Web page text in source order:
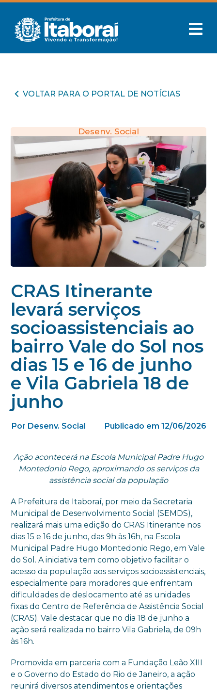
VOLTAR PARA O PORTAL DE NOTÍCIAS
Desenv. Social
CRAS Itinerante
levará serviços
socioassistenciais ao
bairro Vale do Sol nos
dias 15 e 16 de junho
e Vila Gabriela 18 de
junho
Por Desenv. Social Publicado em 12/06/2026
Ação acontecerá na Escola Municipal Padre Hugo
Montedonio Rego, aproximando os serviços da
assistência social da população
A Prefeitura de Itaboraí, por meio da Secretaria
Municipal de Desenvolvimento Social (SEMDS),
realizará mais uma edição do CRAS Itinerante nos
dias 15 e 16 de junho, das 9h às 16h, na Escola
Municipal Padre Hugo Montedonio Rego, em Vale
do Sol. A iniciativa tem como objetivo facilitar o
acesso da população aos serviços socioassistenciais,
especialmente para moradores que enfrentam
dificuldades de deslocamento até as unidades
fixas do Centro de Referência de Assistência Social
(CRAS). Vale destacar que no dia 18 de junho a
ação será realizada no bairro Vila Gabriela, de 09h
às 16h.
Promovida em parceria com a Fundação Leão XIII
e o Governo do Estado do Rio de Janeiro, a ação
reunirá diversos atendimentos e orientações